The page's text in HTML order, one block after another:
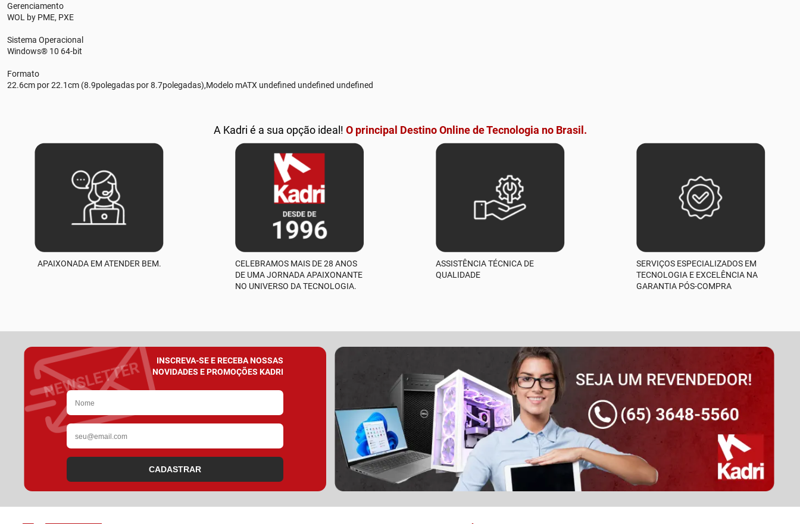
Gerenciamento
WOL by PME, PXE
Sistema Operacional
Windows® 10 64-bit
Formato
22.6cm por 22.1cm (8.9polegadas por 8.7polegadas),Modelo mATX undefined undefined undefined
A Kadri é a sua opção ideal! O principal Destino Online de Tecnologia no Brasil.
APAIXONADA EM ATENDER BEM.
CELEBRAMOS MAIS DE 28 ANOS
DE UMA JORNADA APAIXONANTE
NO UNIVERSO DA TECNOLOGIA.
ASSISTÊNCIA TÉCNICA DE
QUALIDADE
SERVIÇOS ESPECIALIZADOS EM
TECNOLOGIA E EXCELÊNCIA NA
GARANTIA PÓS-COMPRA
INSCREVA-SE E RECEBA NOSSAS
NOVIDADES E PROMOÇÕES KADRI
CADASTRAR